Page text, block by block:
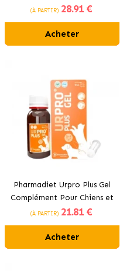
VetNova
(À PARTIR) 28.91 €
Acheter
Pharmadiet Urpro Plus Gel
Complément Pour Chiens et
Chats avec Problèmes
(À PARTIR) 21.81 €
Acheter